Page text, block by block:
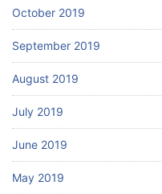
October 2019
September 2019
August 2019
July 2019
June 2019
May 2019